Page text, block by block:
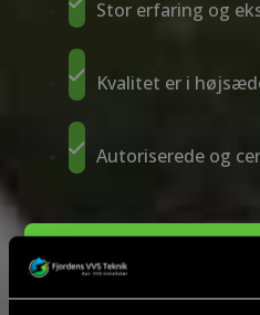
Stor erfaring og
Kvalitet er i
Autoriserede og
40 64